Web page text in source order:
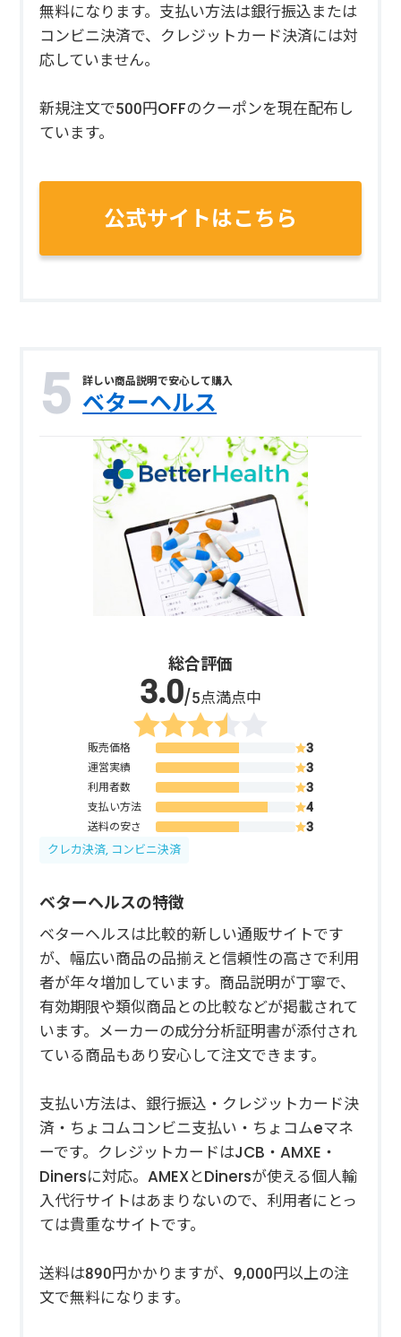
無料になります。支払い方法は銀行振込または
コンビニ決済で、クレジットカード決済には対
応していません。
新規注文で500円OFFのクーポンを現在配布し
ています。
公式サイトはこちら
詳しい商品説明で安心して購入
ベターヘルス
総合評価
/5点満点中
販売価格
運営実績
利用者数
支払い方法
送料の安さ
クレカ決済, コンビニ決済
ベターヘルスの特徴
ベターヘルスは比較的新しい通販サイトです
が、幅広い商品の品揃えと信頼性の高さで利用
者が年々増加しています。商品説明が丁寧で、
有効期限や類似商品との比較などが掲載されて
います。メーカーの成分分析証明書が添付され
ている商品もあり安心して注文できます。
支払い方法は、銀行振込・クレジットカード決
済・ちょコムコンビニ支払い・ちょコムeマネ
ーです。クレジットカードはJCB・AMXE・
Dinersに対応。AMEXとDinersが使える個人輸
入代行サイトはあまりないので、利用者にとっ
ては貴重なサイトです。
送料は890円かかりますが、9,000円以上の注
文で無料になります。